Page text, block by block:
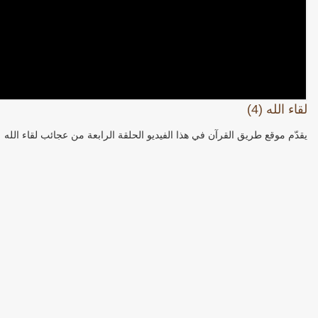
لقاء الله (4)
يقدّم موقع طريق القرآن في هذا الفيديو الحلقة الرابعة من عجائب لقاء الله